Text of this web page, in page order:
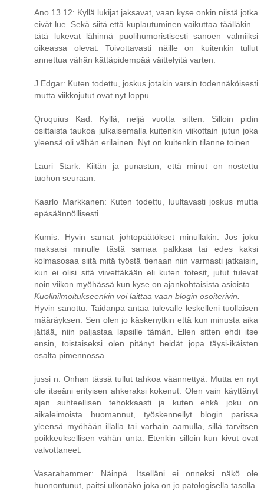
Ano 13.12: Kyllä lukijat jaksavat, vaan kyse onkin niistä jotka
eivät lue. Sekä siitä että kuplautuminen vaikuttaa täälläkin –
tätä lukevat lähinnä puolihumoristisesti sanoen valmiiksi
oikeassa olevat. Toivottavasti näille on kuitenkin tullut
annettua vähän kättäpidempää väittelyitä varten.
J.Edgar: Kuten todettu, joskus jotakin varsin todennäköisesti
mutta viikkojutut ovat nyt loppu.
Qroquius Kad: Kyllä, neljä vuotta sitten. Silloin pidin
osittaista taukoa julkaisemalla kuitenkin viikottain jutun joka
yleensä oli vähän erilainen. Nyt on kuitenkin tilanne toinen.
Lauri Stark: Kiitän ja punastun, että minut on nostettu
tuohon seuraan.
Kaarlo Markkanen: Kuten todettu, luultavasti joskus mutta
epäsäännöllisesti.
Kumis: Hyvin samat johtopäätökset minullakin. Jos joku
maksaisi minulle tästä samaa palkkaa tai edes kaksi
kolmasosaa siitä mitä työstä tienaan niin varmasti jatkaisin,
kun ei olisi sitä viivettäkään eli kuten totesit, jutut tulevat
noin viikon myöhässä kun kyse on ajankohtaisista asioista.
Kuolinilmoitukseenkin voi laittaa vaan blogin osoiterivin.
Hyvin sanottu. Taidanpa antaa tulevalle leskelleni tuollaisen
määräyksen. Sen olen jo käskenytkin että kun minusta aika
jättää, niin paljastaa lapsille tämän. Ellen sitten ehdi itse
ensin, toistaiseksi olen pitänyt heidät jopa täysi-ikäisten
osalta pimennossa.
jussi n: Onhan tässä tullut tahkoa väännettyä. Mutta en nyt
ole itseäni erityisen ahkeraksi kokenut. Olen vain käyttänyt
ajan suhteellisen tehokkaasti ja kuten ehkä joku on
aikaleimoista huomannut, työskennellyt blogin parissa
yleensä myöhään illalla tai varhain aamulla, sillä tarvitsen
poikkeuksellisen vähän unta. Etenkin silloin kun kivut ovat
valvottaneet.
Vasarahammer: Näinpä. Itselläni ei onneksi näkö ole
huonontunut, paitsi ulkonäkö joka on jo patologisella tasolla.